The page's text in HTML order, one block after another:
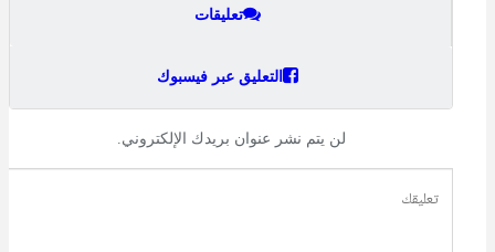
تعليقات
التعليق عبر فيسبوك
لن يتم نشر عنوان بريدك الإلكتروني.